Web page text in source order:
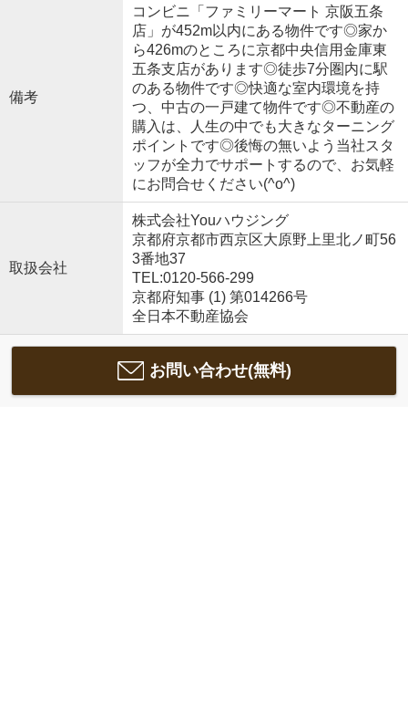
備考
コンビニ「ファミリーマート 京阪五条
店」が452m以内にある物件です◎家か
ら426mのところに京都中央信用金庫東
五条支店があります◎徒歩7分圏内に駅
のある物件です◎快適な室内環境を持
つ、中古の一戸建て物件です◎不動産の
購入は、人生の中でも大きなターニング
ポイントです◎後悔の無いよう当社スタ
ッフが全力でサポートするので、お気軽
にお問合せください(^o^)
取扱会社
株式会社Youハウジング
京都府京都市西京区大原野上里北ノ町56
3番地37
TEL:0120-566-299
京都府知事 (1) 第014266号
全日本不動産協会
お問い合わせ(無料)